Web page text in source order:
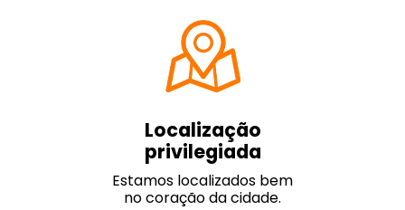
Localização
privilegiada
Estamos localizados bem
no coração da cidade.